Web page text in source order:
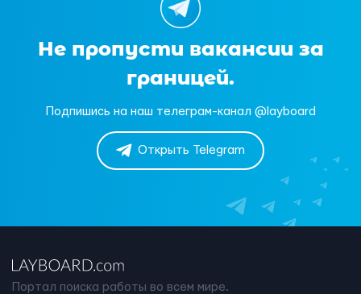
Не пропусти вакансии за
границей.
Подпишись на наш телеграм-канал @layboard
Открыть Telegram
Портал поиска работы во всем мире.